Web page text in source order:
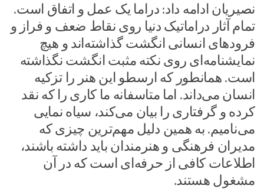
نصیریان ادامه داد: دراما یک عمل و اتفاق است.
تمام آثار دراماتیک دنیا روی نقاط ضعف و فراز و
فرودهای انسانی انگشت گذاشته‌اند و هیچ‌
نمایشنامه‌ای روی نکته مثبت انگشت نگذاشته
است. همانطور که ارسطو این هنر را تزکیه
انسان می‌داند. اما متاسفانه ما کاری را که نقد
کرده و گرفتاری را بیان می‌کند، سیاه نمایی
می‌نامیم. به همین دلیل مهم‌ترین چیزی که
مدیران فرهنگی و هنرمندان باید داشته باشند،
اطلاعات کافی از حرفه‌ای است که در آن
مشغول هستند.